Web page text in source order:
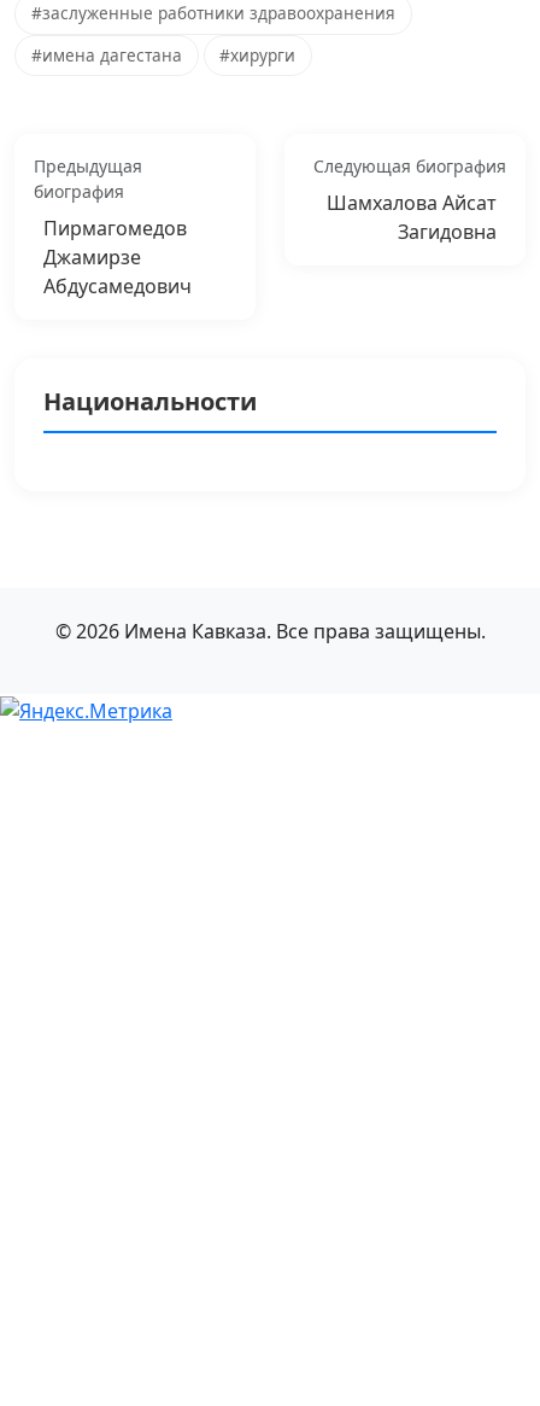
#заслуженные работники здравоохранения
#имена дагестана
#хирурги
Предыдущая
биография
Пирмагомедов
Джамирзе
Абдусамедович
Следующая биография
Шамхалова Айсат
Загидовна
Национальности
© 2026 Имена Кавказа. Все права защищены.